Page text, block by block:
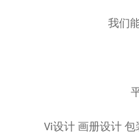
我们
Vi设计 画册设计